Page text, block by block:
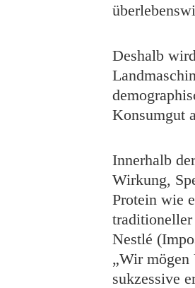
Deshalb
Konsumgut
Innerhalb
Wirkung,
Protein wie
Nestlé
„Wir mögen
sukzessive